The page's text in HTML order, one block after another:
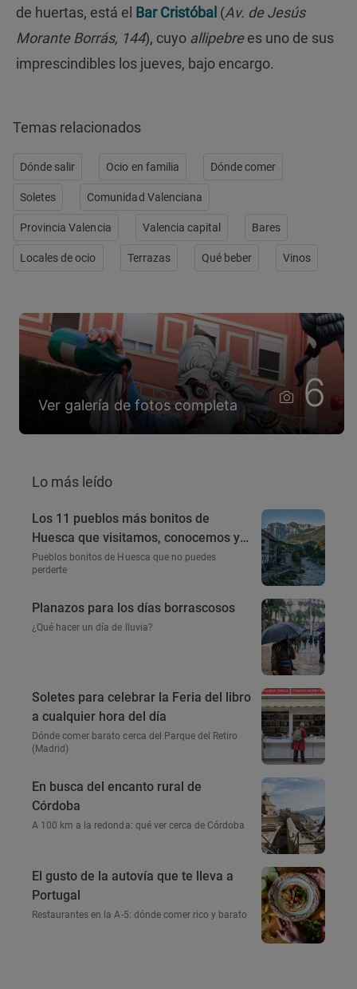
de huertas, está el Bar Cristóbal (Av. de Jesús
Morante Borrás, 144), cuyo allipebrees uno de sus
imprescindibles los jueves, bajo encargo.
Temas relacionados
Dónde salir Ocio en familia Dónde comer
Soletes Comunidad Valenciana
Provincia Valencia Valencia capital Bares
Locales de ocio Terrazas Qué beber Vinos
Ver galería de fotos completa 6
Lo más leído
Los 11 pueblos más bonitos de
Huesca que visitamos, conocemos y
amamos
Pueblos bonitos de Huesca que no puedes
perderte
Planazos para los días borrascosos
¿Qué hacer un día de lluvia?
Soletes para celebrar la Feria del libro
a cualquier hora del día
Dónde comer barato cerca del Parque del Retiro
(Madrid)
En busca del encanto rural de
Córdoba
A 100 km a la redonda: qué ver cerca de Córdoba
El gusto de la autovía que te lleva a
Portugal
Restaurantes en la A-5: dónde comer rico y barato